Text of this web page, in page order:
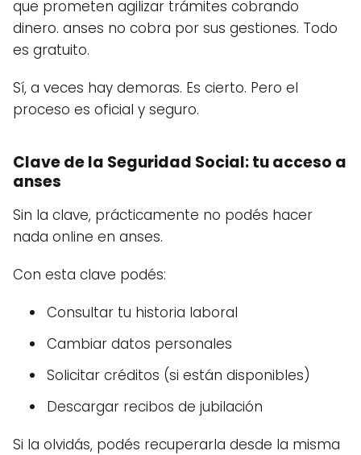
que prometen agilizar trámites cobrando
dinero. anses no cobra por sus gestiones. Todo
es gratuito.
Sí, a veces hay demoras. Es cierto. Pero el
proceso es oficial y seguro.
Clave de la Seguridad Social: tu acceso a
anses
Sin la clave, prácticamente no podés hacer
nada online en anses.
Con esta clave podés:
Consultar tu historia laboral
Cambiar datos personales
Solicitar créditos (si están disponibles)
Descargar recibos de jubilación
Si la olvidás, podés recuperarla desde la misma